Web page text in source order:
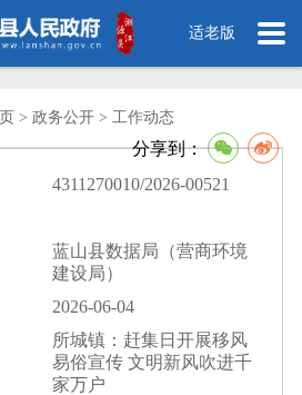
适老版
> 政务公开 > 工作动态
分享到：
4311270010/2026-00521
蓝山县数据局（营商环境
建设局）
2026-06-04
所城镇：赶集日开展移风
易俗宣传 文明新风吹进千
家万户